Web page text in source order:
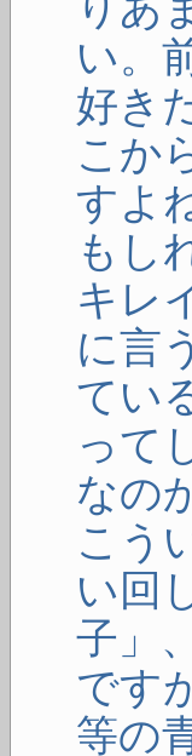
い。
好き
こか
すよ
もし
キレ
に言
てい
って
なの
こう
い回
子」
です
等の